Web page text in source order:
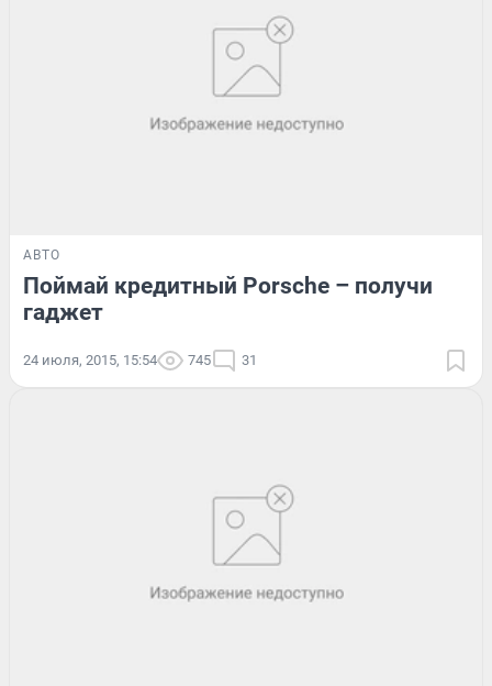
АВТО
Поймай кредитный Porsche – получи
гаджет
24 июля, 2015, 15:54 745 31